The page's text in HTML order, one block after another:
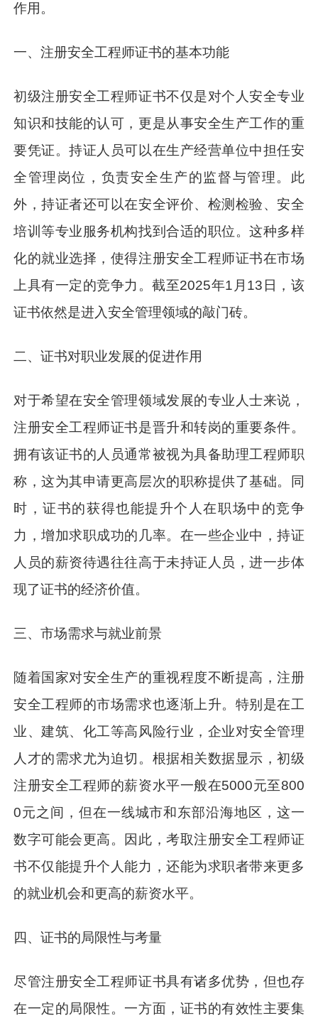
作用。
一、注册安全工程师证书的基本功能
初级注册安全工程师证书不仅是对个人安全专业
知识和技能的认可，更是从事安全生产工作的重
要凭证。持证人员可以在生产经营单位中担任安
全管理岗位，负责安全生产的监督与管理。此
外，持证者还可以在安全评价、检测检验、安全
培训等专业服务机构找到合适的职位。这种多样
化的就业选择，使得注册安全工程师证书在市场
上具有一定的竞争力。截至2025年1月13日，该
证书依然是进入安全管理领域的敲门砖。
二、证书对职业发展的促进作用
对于希望在安全管理领域发展的专业人士来说，
注册安全工程师证书是晋升和转岗的重要条件。
拥有该证书的人员通常被视为具备助理工程师职
称，这为其申请更高层次的职称提供了基础。同
时，证书的获得也能提升个人在职场中的竞争
力，增加求职成功的几率。在一些企业中，持证
人员的薪资待遇往往高于未持证人员，进一步体
现了证书的经济价值。
三、市场需求与就业前景
随着国家对安全生产的重视程度不断提高，注册
安全工程师的市场需求也逐渐上升。特别是在工
业、建筑、化工等高风险行业，企业对安全管理
人才的需求尤为迫切。根据相关数据显示，初级
注册安全工程师的薪资水平一般在5000元至800
0元之间，但在一线城市和东部沿海地区，这一
数字可能会更高。因此，考取注册安全工程师证
书不仅能提升个人能力，还能为求职者带来更多
的就业机会和更高的薪资水平。
四、证书的局限性与考量
尽管注册安全工程师证书具有诸多优势，但也存
在一定的局限性。一方面，证书的有效性主要集